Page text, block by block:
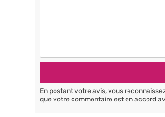
En postant votre avis, vous
que votre commentaire est en accord